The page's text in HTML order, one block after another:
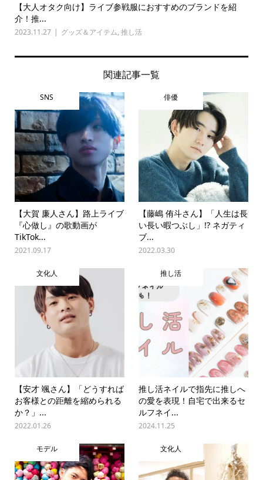
【大人オタク向け】ライブ参戦服におすすめのブランドを紹
介！推...
2023.11.27 グッズ＆アイテム, 推し活
関連記事一覧
SNS
【大賀 廉人さん】路上ライブ
『心做し』の歌動画が
TikTok...
2021.09.17
俳優
【藤嶋 侑斗さん】「人生は長
い長い暇つぶし」!? ネガティ
ブ...
2022.03.30
文化人
【安才 颯さん】「どうすれば
お客様との距離を縮められる
か？」...
2022.01.26
推し活
推し活ネイルで指先に推しへ
の愛を表現！自宅で出来るセ
ルフネイ...
2024.11.25
モデル 文化人